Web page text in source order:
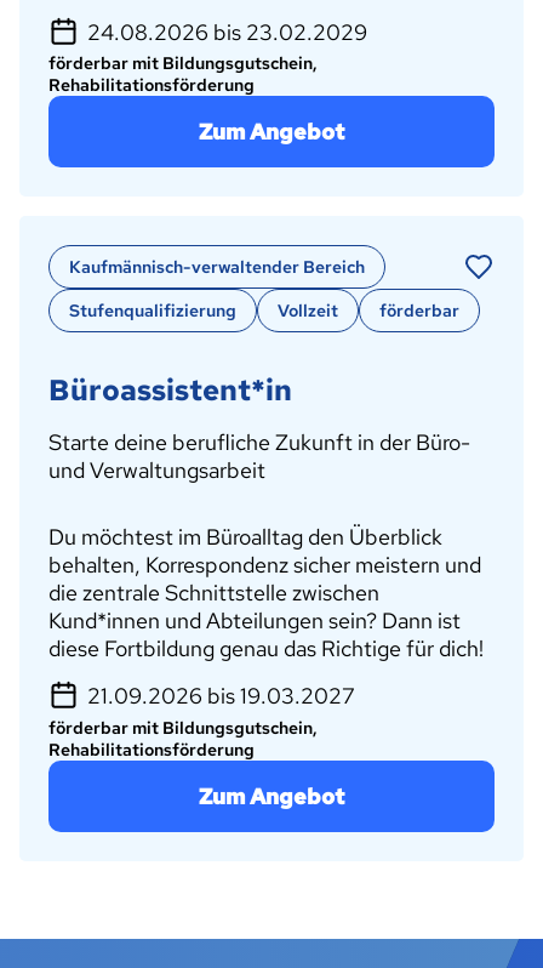
24.08.2026 bis 23.02.2029
förderbar mit Bildungsgutschein,
Rehabilitationsförderung
Zum Angebot
Kaufmännisch-verwaltender Bereich
Stufenqualifizierung
Vollzeit förderbar
Büroassistent*in
Starte deine berufliche Zukunft in der Büro-
und Verwaltungsarbeit
Du möchtest im Büroalltag den Überblick
behalten, Korrespondenz sicher meistern und
die zentrale Schnittstelle zwischen
Kund*innen und Abteilungen sein? Dann ist
diese Fortbildung genau das Richtige für dich!
21.09.2026 bis 19.03.2027
förderbar mit Bildungsgutschein,
Rehabilitationsförderung
Zum Angebot